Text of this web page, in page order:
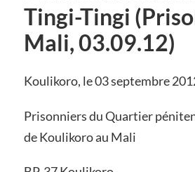
Tingi-Tingi
Mali, 03.09.12)
Koulikoro, le 03 septembre
Prisonniers du Quartier
de Koulikoro au Mali